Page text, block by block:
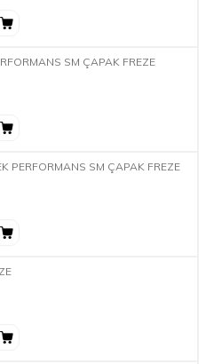
SM ÇAPAK FREZE
PERFORMANS SM ÇAPAK FREZE